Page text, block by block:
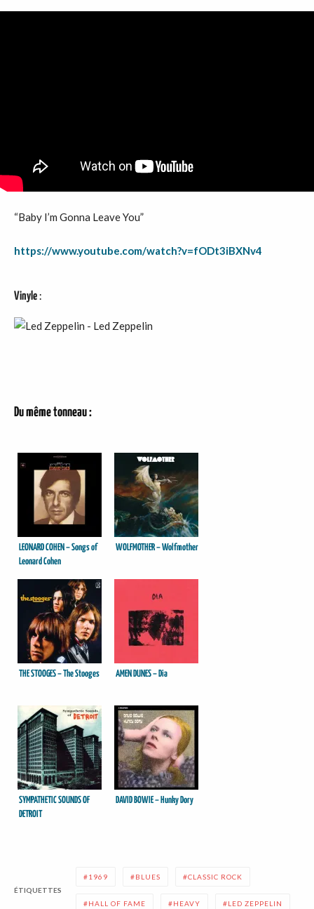
“Baby I’m Gonna Leave You”
https://www.youtube.com/watch?v=fODt3iBXNv4
Vinyle:
Du même tonneau :
LEONARD COHEN – Songs of
Leonard Cohen
WOLFMOTHER – Wolfmother
THE STOOGES – The Stooges AMEN DUNES – Dia
SYMPATHETIC SOUNDS OF
DETROIT
DAVID BOWIE – Hunky Dory
ÉTIQUETTES
1969 BLUES CLASSIC ROCK
HALL OF FAME HEAVY LED ZEPPELIN